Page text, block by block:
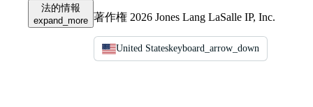
法的情報
expand_more 著作権 2026 Jones Lang LaSalle IP, Inc.
United Stateskeyboard_arrow_down